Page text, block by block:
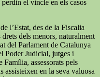
el vincle en els casos
l’Estat, des de la Fiscalia
dels menors, naturalment
del Parlament de Catalunya
Poder Judicial, jutges i
Família, assessorats pels
en la seva valuosa